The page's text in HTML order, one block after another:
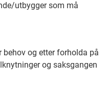
utbygger som må
og etter forholda på
og saksgangen